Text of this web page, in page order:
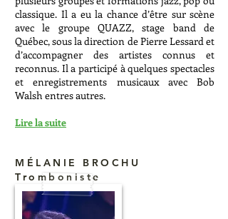
classique. Il a eu la chance d’être sur scène
avec le groupe QUAZZ, stage band de
Québec, sous la direction de Pierre Lessard et
d’accompagner des artistes connus et
reconnus. Il a participé à quelques spectacles
et enregistrements musicaux avec Bob
Walsh entres autres.
Lire la suite
MÉLANIE BROCHU
Tromboniste